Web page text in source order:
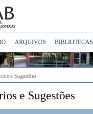
ARQUIVOS BIBLIOTECAS
e Sugestões
e Sugestões